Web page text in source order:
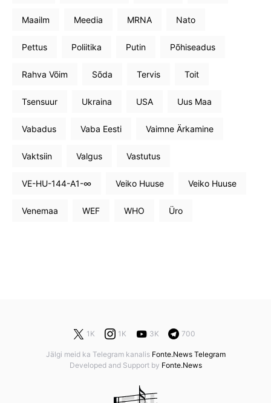
Maailm Meedia MRNA Nato
Pettus Poliitika Putin Põhiseadus
Rahva Võim Sõda Tervis Toit
Tsensuur Ukraina USA Uus Maa
Vabadus Vaba Eesti Vaimne Ärkamine
Vaktsiin Valgus Vastutus
VE-HU-144-A1-∞ Veiko Huuse Veiko Huuse
Venemaa WEF WHO Üro
1K 1K 3K 700
Jälgi meid ka Telegram kanalis Fonte.News Telegram
Developed and Support by Fonte.News